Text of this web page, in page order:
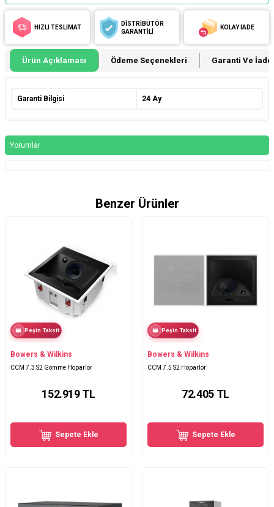
HIZLI TESLİMAT
DİSTRİBÜTÖR
GARANTİLİ
KOLAY İADE
Ürün Açıklaması Ödeme Seçenekleri Garanti Ve İade
Garanti Bilgisi 24 Ay
Yorumlar
Benzer Ürünler
Peşin Taksit
Bowers & Wilkins
CCM 7.3 S2 Gömme Hoparlör
152.919TL
Sepete Ekle
Peşin Taksit
Bowers & Wilkins
CCM 7.5 S2 Hoparlör
72.405TL
Sepete Ekle